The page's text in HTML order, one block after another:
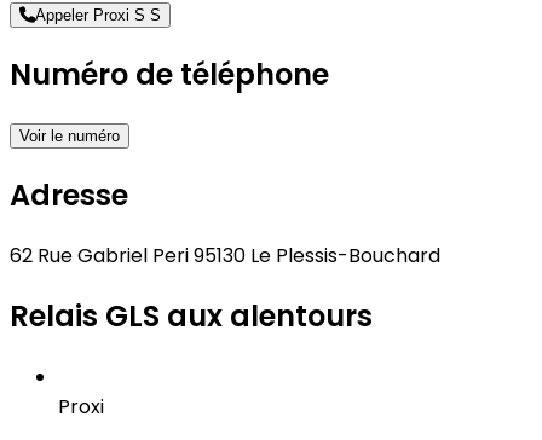
Appeler Proxi S S
Numéro de téléphone
Voir le numéro
Adresse
62 Rue Gabriel Peri 95130 Le Plessis-Bouchard
Relais GLS aux alentours
Proxi